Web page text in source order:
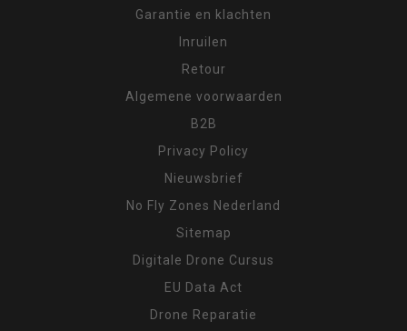
Garantie en klachten
Inruilen
Retour
Algemene voorwaarden
B2B
Privacy Policy
Nieuwsbrief
No Fly Zones Nederland
Sitemap
Digitale Drone Cursus
EU Data Act
Drone Reparatie